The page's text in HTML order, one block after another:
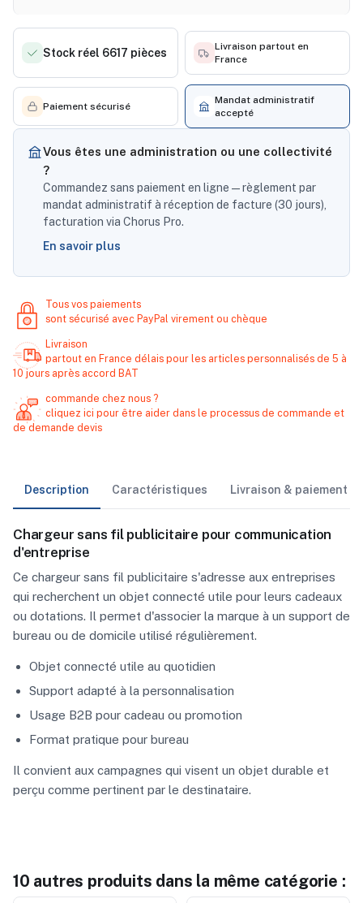
Stock réel 6617 pièces
Livraison partout en
France
Paiement sécurisé
Mandat administratif
accepté
Vous êtes une administration ou une collectivité
?
Commandez sans paiement en ligne — règlement par
mandat administratif à réception de facture (30 jours),
facturation via Chorus Pro.
En savoir plus
Tous vos paiements
sont sécurisé avec PayPal virement ou chèque
Livraison
partout en France délais pour les articles personnalisés de 5 à
10 jours après accord BAT
commande chez nous ?
cliquez ici pour être aider dans le processus de commande et
de demande devis
Description Caractéristiques Livraison & paiement
Chargeur sans fil publicitaire pour communication
d'entreprise
Ce chargeur sans fil publicitaire s'adresse aux entreprises
qui recherchent un objet connecté utile pour leurs cadeaux
ou dotations. Il permet d'associer la marque à un support de
bureau ou de domicile utilisé régulièrement.
Objet connecté utile au quotidien
Support adapté à la personnalisation
Usage B2B pour cadeau ou promotion
Format pratique pour bureau
Il convient aux campagnes qui visent un objet durable et
perçu comme pertinent par le destinataire.
10 autres produits dans la même catégorie :